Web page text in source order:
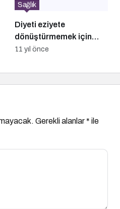
Diyeti eziyete
dönüştürmemek için
uzmanların önerileri!
Sağlık
11 yıl önce
Gerekli alanlar* ile